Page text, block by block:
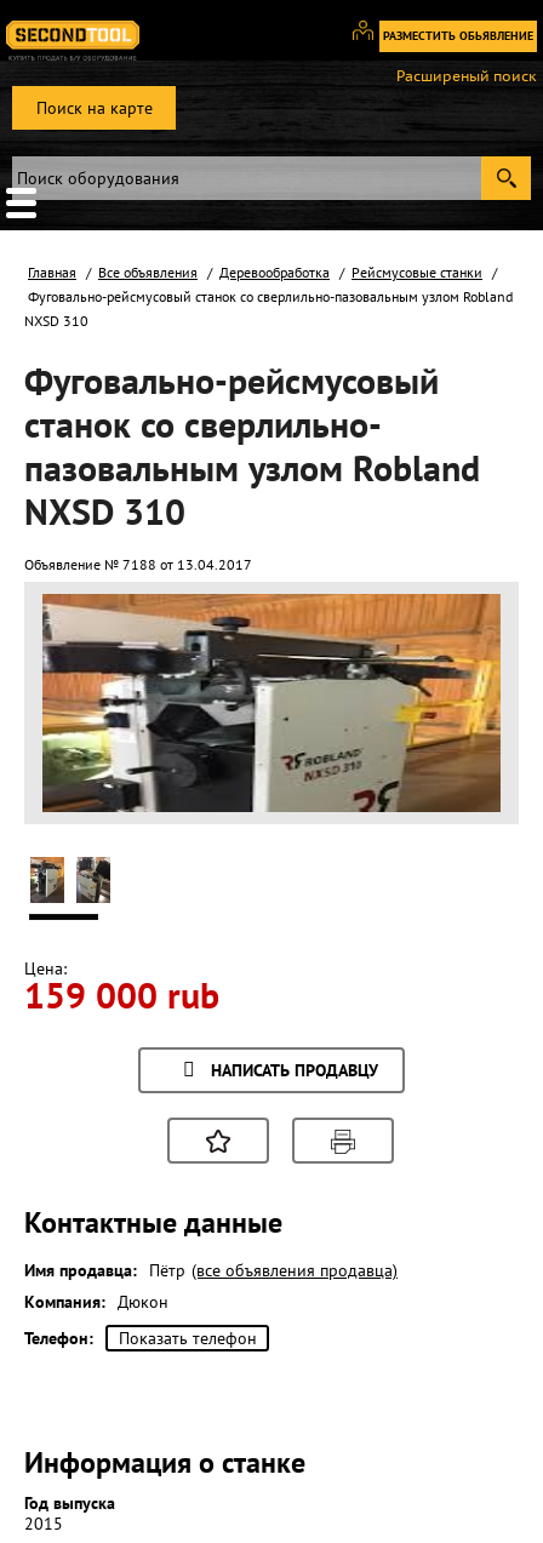
РАЗМЕСТИТЬ ОБЬЯВЛЕНИЕ
Вход
Регистрация
Поиск на карте
Расширеный поиск
Главная Все объявления Деревообработка
Рейсмусовые станки
Фуговально-рейсмусовый станок со сверлильно-пазовальным узлом Robland
NXSD 310
Фуговально-рейсмусовый
станок со сверлильно-
пазовальным узлом Robland
NXSD 310
Объявление № 7188 от 13.04.2017
Цена:
159 000 rub
НАПИСАТЬ ПРОДАВЦУ
Контактные данные
Имя продавца: Пётр (все объявления продавца)
Компания: Дюкон
Телефон:
Показать телефон
Информация о станке
Год выпуска
2015